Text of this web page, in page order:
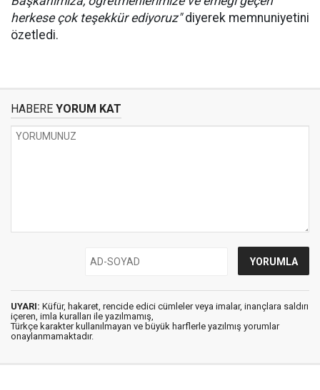
herkese çok teşekkür ediyoruz"diyerek memnuniyetini
özetledi.
HABERE YORUM KAT
UYARI: Küfür, hakaret, rencide edici cümleler veya imalar, inançlara saldırı
içeren, imla kuralları ile yazılmamış,
Türkçe karakter kullanılmayan ve büyük harflerle yazılmış yorumlar
onaylanmamaktadır.